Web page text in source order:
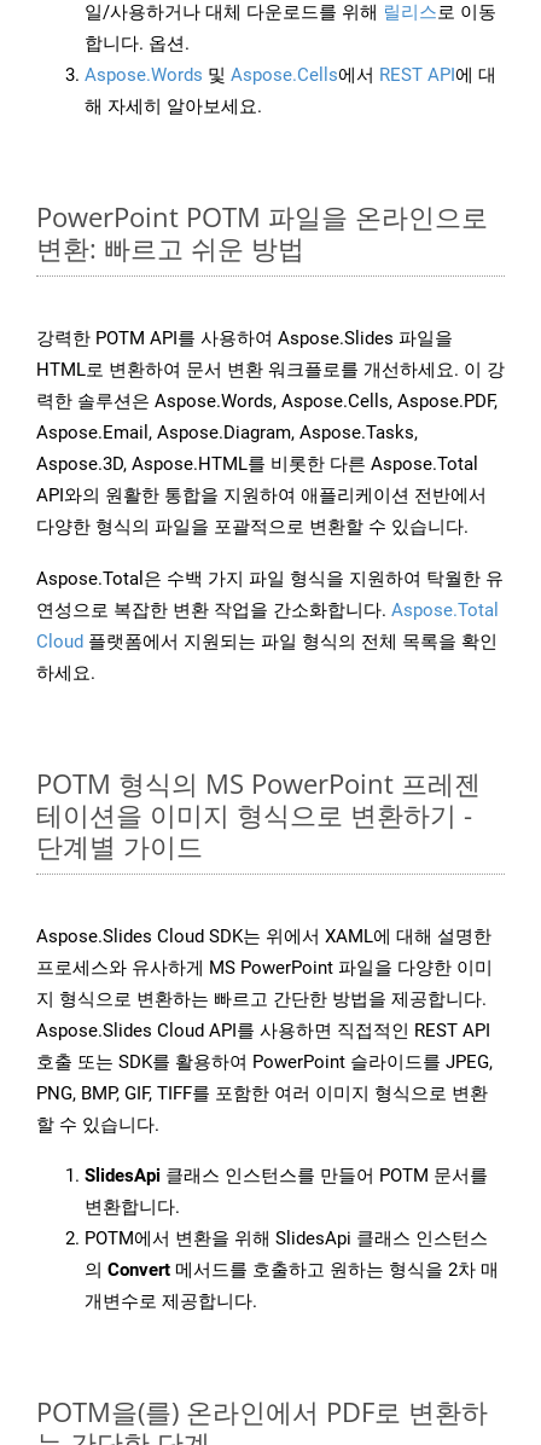
일/사용하거나 대체 다운로드를 위해 릴리스로 이동
합니다. 옵션.
Aspose.Words 및 Aspose.Cells에서 REST API에 대
해 자세히 알아보세요.
PowerPoint POTM 파일을 온라인으로
변환: 빠르고 쉬운 방법
강력한 POTM API를 사용하여 Aspose.Slides 파일을
HTML로 변환하여 문서 변환 워크플로를 개선하세요. 이 강
력한 솔루션은 Aspose.Words, Aspose.Cells, Aspose.PDF,
Aspose.Email, Aspose.Diagram, Aspose.Tasks,
Aspose.3D, Aspose.HTML를 비롯한 다른 Aspose.Total
API와의 원활한 통합을 지원하여 애플리케이션 전반에서
다양한 형식의 파일을 포괄적으로 변환할 수 있습니다.
Aspose.Total은 수백 가지 파일 형식을 지원하여 탁월한 유
연성으로 복잡한 변환 작업을 간소화합니다. Aspose.Total
Cloud 플랫폼에서 지원되는 파일 형식의 전체 목록을 확인
하세요.
POTM 형식의 MS PowerPoint 프레젠
테이션을 이미지 형식으로 변환하기 -
단계별 가이드
Aspose.Slides Cloud SDK는 위에서 XAML에 대해 설명한
프로세스와 유사하게 MS PowerPoint 파일을 다양한 이미
지 형식으로 변환하는 빠르고 간단한 방법을 제공합니다.
Aspose.Slides Cloud API를 사용하면 직접적인 REST API
호출 또는 SDK를 활용하여 PowerPoint 슬라이드를 JPEG,
PNG, BMP, GIF, TIFF를 포함한 여러 이미지 형식으로 변환
할 수 있습니다.
SlidesApi 클래스 인스턴스를 만들어 POTM 문서를
변환합니다.
POTM에서 변환을 위해 SlidesApi 클래스 인스턴스
의 Convert 메서드를 호출하고 원하는 형식을 2차 매
개변수로 제공합니다.
POTM을(를) 온라인에서 PDF로 변환하